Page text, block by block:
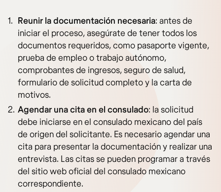
Reunir la documentación necesaria: antes de
iniciar el proceso, asegúrate de tener todos los
documentos requeridos, como pasaporte vigente,
prueba de empleo o trabajo autónomo,
comprobantes de ingresos, seguro de salud,
formulario de solicitud completo y la carta de
motivos.
Agendar una cita en el consulado: la solicitud
debe iniciarse en el consulado mexicano del país
de origen del solicitante. Es necesario agendar una
cita para presentar la documentación y realizar una
entrevista. Las citas se pueden programar a través
del sitio web oficial del consulado mexicano
correspondiente.